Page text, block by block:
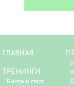
ГЛАВНАЯ
ТРЕНИНГИ
Быстрый старт